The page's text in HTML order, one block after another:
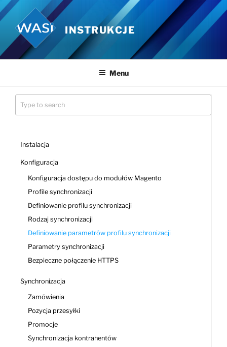
Przejdź
do
treści
INSTRUKCJE
Menu
Instalacja
Konfiguracja
Konfiguracja dostępu do modułów Magento
Profile synchronizacji
Definiowanie profilu synchronizacji
Rodzaj synchronizacji
Definiowanie parametrów profilu synchronizacji
Parametry synchronizacji
Bezpieczne połączenie HTTPS
Synchronizacja
Zamówienia
Pozycja przesyłki
Promocje
Synchronizacja kontrahentów